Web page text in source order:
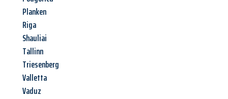
Planken
Riga
Shauliai
Tallinn
Triesenberg
Valletta
Vaduz